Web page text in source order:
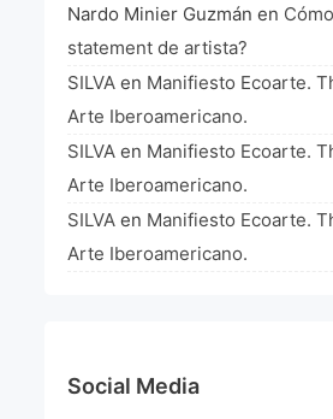
Nardo Minier Guzmán en
statement de artista?
SILVA en Manifiesto Ecoarte.
Arte Iberoamericano.
SILVA en Manifiesto Ecoarte.
Arte Iberoamericano.
SILVA en Manifiesto Ecoarte.
Arte Iberoamericano.
Social Media